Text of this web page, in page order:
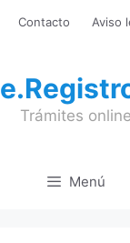
Contacto Aviso
Trámites online
Menú